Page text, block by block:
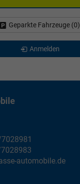
Geparkte Fahrzeuge (0)
Anmelden
automobile.de